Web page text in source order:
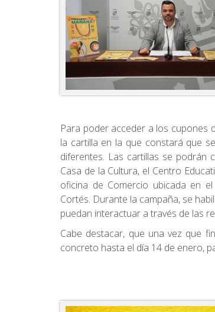
Para poder acceder a los cupones
la cartilla en la que constará que
diferentes. Las cartillas se podrán
Casa de la Cultura, el Centro
oficina de Comercio ubicada en
Cortés. Durante la campaña, se
puedan interactuar a través de las
Cabe destacar, que una vez que
concreto hasta el día 14 de enero,